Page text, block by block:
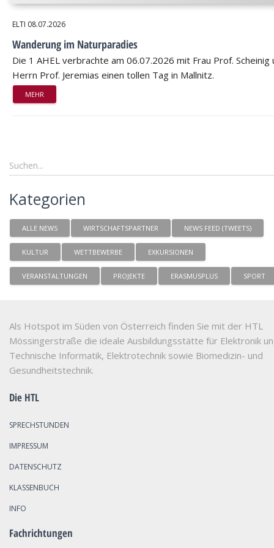
ELTI 08.07.2026
Wanderung im Naturparadies
Die 1 AHEL verbrachte am 06.07.2026 mit Frau Prof. Scheinig
Herrn Prof. Jeremias einen tollen Tag in Mallnitz.
MEHR
Kategorien
ALLE NEWS WIRTSCHAFTSPARTNER NEWS FEED (TWEETS)
KULTUR WETTBEWERBE EXKURSIONEN
VERANSTALTUNGEN PROJEKTE ERASMUSPLUS SPORT
Als Hotspot im Süden von Österreich finden Sie mit der HTL
Mössingerstraße die ideale Ausbildungsstätte für Elektronik
Technische Informatik, Elektrotechnik sowie Biomedizin- und
Gesundheitstechnik.
Die HTL
SPRECHSTUNDEN
IMPRESSUM
DATENSCHUTZ
KLASSENBUCH
INFO
Fachrichtungen